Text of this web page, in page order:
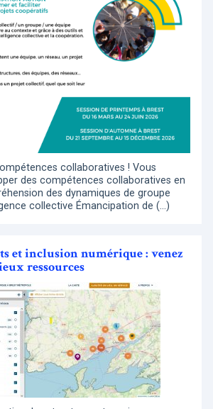
collaboratives ! Vous
des compétences collaboratives en
des dynamiques de groupe
collective Émancipation de (…)
et inclusion numérique : venez
ressources